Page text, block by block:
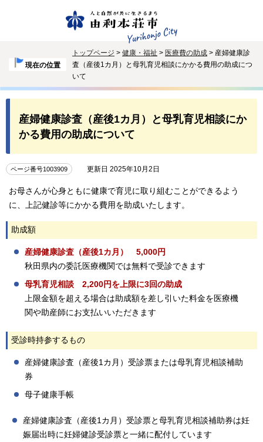
現在の位置
トップページ > 健康・福祉 > 医療費の助成 > 産婦健康診
査（産後1カ月）と母乳育児相談にかかる費用の助成につ
いて
産婦健康診査（産後1カ月）と母乳育児相談にか
かる費用の助成について
ページ番号1003909 更新日 2025年10月2日
お母さんが心身ともに健康で育児に取り組むことができるよう
に、上記健診等にかかる費用を助成いたします。
助成額
産婦健康診査（産後1カ月） 5,000円
秋田県内の委託医療機関では無料で受診できます
母乳育児相談 2,200円を上限に3回の助成
上限金額を超える場合は助成額を差し引いた料金を医療機
関や助産師にお支払いいただきます
受診時持参するもの
産婦健康診査（産後1カ月）受診票または母乳育児相談補助
券
母子健康手帳
産婦健康診査（産後1カ月）受診票と母乳育児相談補助券は妊
娠届出時に妊婦健診受診票と一緒に配付しています